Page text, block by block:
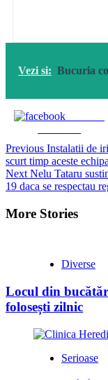
Vezi si: Bucuria
Continue
Reading
Previous Instalatii de
scurt timp aceste
Next Nelu Tataru
19 daca se respectau
More Stories
Diverse
Locul din
folosești zilnic
Serioase